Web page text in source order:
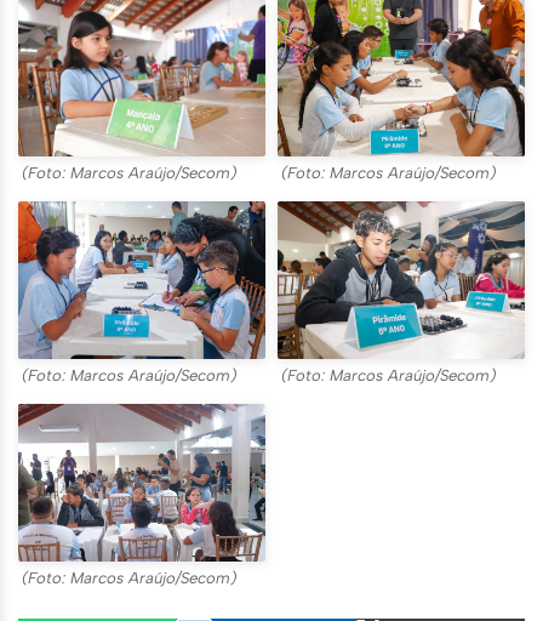
(Foto: Marcos Araújo/Secom) (Foto: Marcos Araújo/Secom)
(Foto: Marcos Araújo/Secom) (Foto: Marcos Araújo/Secom)
(Foto: Marcos Araújo/Secom)